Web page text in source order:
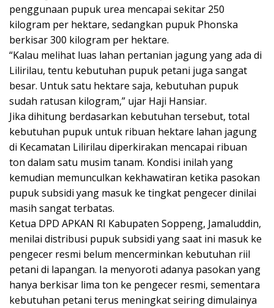
penggunaan pupuk urea mencapai sekitar 250
kilogram per hektare, sedangkan pupuk Phonska
berkisar 300 kilogram per hektare.
“Kalau melihat luas lahan pertanian jagung yang ada di
Lilirilau, tentu kebutuhan pupuk petani juga sangat
besar. Untuk satu hektare saja, kebutuhan pupuk
sudah ratusan kilogram,” ujar Haji Hansiar.
Jika dihitung berdasarkan kebutuhan tersebut, total
kebutuhan pupuk untuk ribuan hektare lahan jagung
di Kecamatan Lilirilau diperkirakan mencapai ribuan
ton dalam satu musim tanam. Kondisi inilah yang
kemudian memunculkan kekhawatiran ketika pasokan
pupuk subsidi yang masuk ke tingkat pengecer dinilai
masih sangat terbatas.
Ketua DPD APKAN RI Kabupaten Soppeng, Jamaluddin,
menilai distribusi pupuk subsidi yang saat ini masuk ke
pengecer resmi belum mencerminkan kebutuhan riil
petani di lapangan. Ia menyoroti adanya pasokan yang
hanya berkisar lima ton ke pengecer resmi, sementara
kebutuhan petani terus meningkat seiring dimulainya